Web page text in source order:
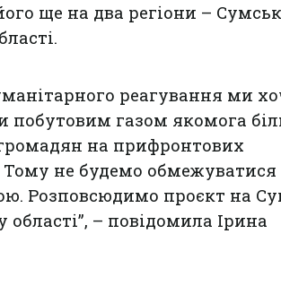
ще на два регіони –
реагування ми
побутовим газом якомога
на прифронтових
Тому не будемо обмежуватися
Розповсюдимо проєкт на
області”, – повідомила Ірина